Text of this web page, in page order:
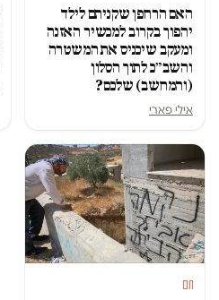
האם הרחפן שקניתם לילד
יהפוך בקרוב למכשיר האזנה
ומעקב שיכניס את המשטרה
והשב״כ לתוך הסלון
(והמחשב) שלכם?
אילי פארי
חם